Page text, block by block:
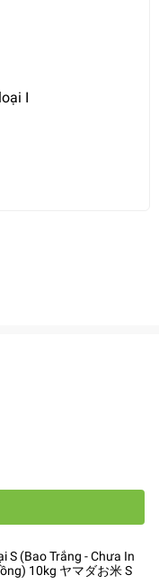
I
S (Bao Trắng - Chưa In
10kg ヤマダお米 S